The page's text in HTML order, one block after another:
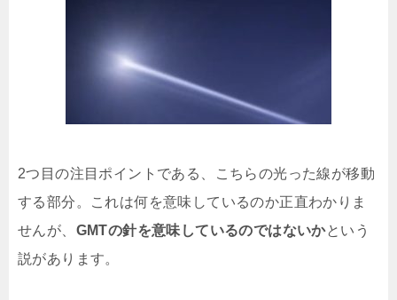
2つ目の注目ポイントである、こちらの光った線が移動
する部分。これは何を意味しているのか正直わかりま
せんが、 GMTの針を意味しているのではないかという
説があります。